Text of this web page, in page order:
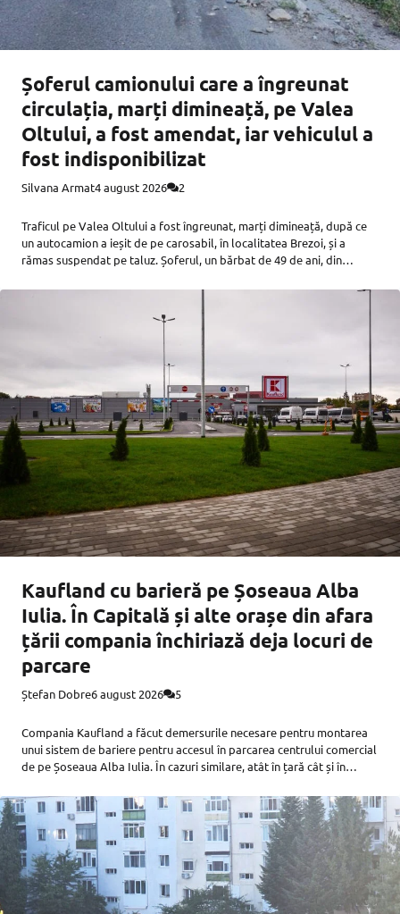
Șoferul camionului care a îngreunat
circulația, marți dimineață, pe Valea
Oltului, a fost amendat, iar vehiculul a
fost indisponibilizat
Silvana Armat4 august 2026 2
Traficul pe Valea Oltului a fost îngreunat, marți dimineață, după ce
un autocamion a ieșit de pe carosabil, în localitatea Brezoi, și a
rămas suspendat pe taluz. Șoferul, un bărbat de 49 de ani, din
Kaufland cu barieră pe Șoseaua Alba
Iulia. În Capitală și alte orașe din afara
țării compania închiriază deja locuri de
parcare
Ștefan Dobre6 august 2026 5
Compania Kaufland a făcut demersurile necesare pentru montarea
unui sistem de bariere pentru accesul în parcarea centrului comercial
de pe Șoseaua Alba Iulia. În cazuri similare, atât în țară cât și în